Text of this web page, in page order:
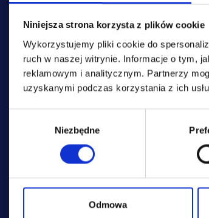
Niniejsza strona korzysta z plików cookie
Wykorzystujemy pliki cookie do
ruch w naszej witrynie. Informacje o tym,
reklamowym i analitycznym. Partnerzy
uzyskanymi podczas korzystania z ich
Niezbędne
Odmowa
Podane przez Ciebie
przedstawienia Ci oferty
jest: Poleasingowe.pl sp. z
danych, możliwość ich
Szczegółowe zasady